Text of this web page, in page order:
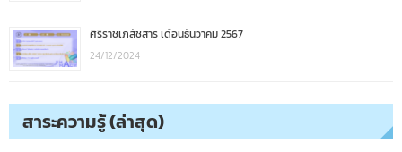
ศิริราชเภสัชสาร เดือนธันวาคม 2567
24/12/2024
สาระความรู้ (ล่าสุด)